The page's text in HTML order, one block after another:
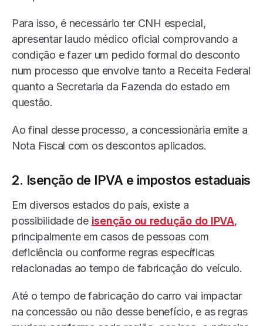
Para isso, é necessário ter CNH especial,
apresentar laudo médico oficial comprovando a
condição e fazer um pedido formal do desconto
num processo que envolve tanto a Receita Federal
quanto a Secretaria da Fazenda do estado em
questão.
Ao final desse processo, a concessionária emite a
Nota Fiscal com os descontos aplicados.
2. Isenção de IPVA e impostos estaduais
Em diversos estados do país, existe a
possibilidade de isenção ou redução do IPVA,
principalmente em casos de pessoas com
deficiência ou conforme regras específicas
relacionadas ao tempo de fabricação do veículo.
Até o tempo de fabricação do carro vai impactar
na concessão ou não desse benefício, e as regras